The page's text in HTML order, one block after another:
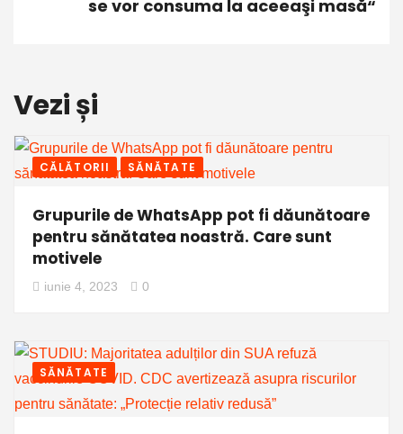
se vor consuma la aceeaşi masă“
Vezi și
CĂLĂTORII SĂNĂTATE
Grupurile de WhatsApp pot fi dăunătoare
pentru sănătatea noastră. Care sunt
motivele
iunie 4, 2023 0
SĂNĂTATE